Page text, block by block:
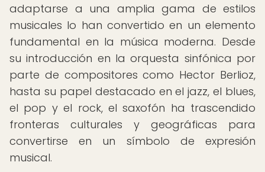
adaptarse a una amplia gama de estilos
musicales lo han convertido en un elemento
fundamental en la música moderna. Desde
su introducción en la orquesta sinfónica por
parte de compositores como Hector Berlioz,
hasta su papel destacado en el jazz, el blues,
el pop y el rock, el saxofón ha trascendido
fronteras culturales y geográficas para
convertirse en un símbolo de expresión
musical.